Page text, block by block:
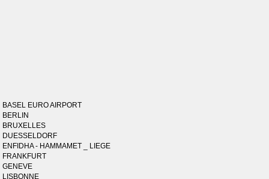
BASEL EURO AIRPORT
BERLIN
BRUXELLES
DUESSELDORF
ENFIDHA - HAMMAMET _ LIEGE
FRANKFURT
GENEVE
LISBONNE